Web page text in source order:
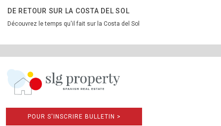
DE RETOUR SUR LA COSTA DEL SOL
Découvrez le temps qu'il fait sur la Costa del Sol
POUR S'INSCRIRE BULLETIN >